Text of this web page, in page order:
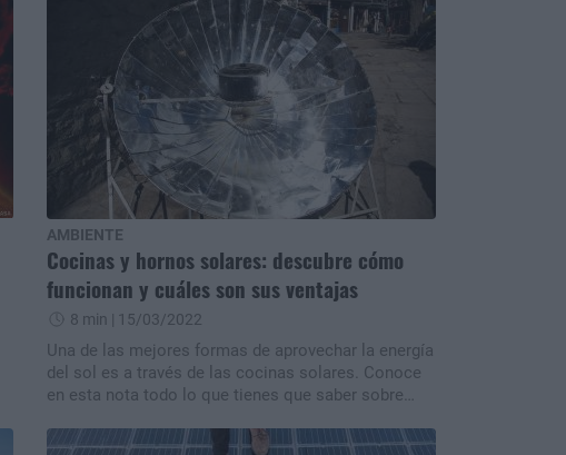
AMBIENTE
Cocinas y hornos solares: descubre cómo
funcionan y cuáles son sus ventajas
8 min | 15/03/2022
Una de las mejores formas de aprovechar la energía
del sol es a través de las cocinas solares. Conoce
en esta nota todo lo que tienes que saber sobre